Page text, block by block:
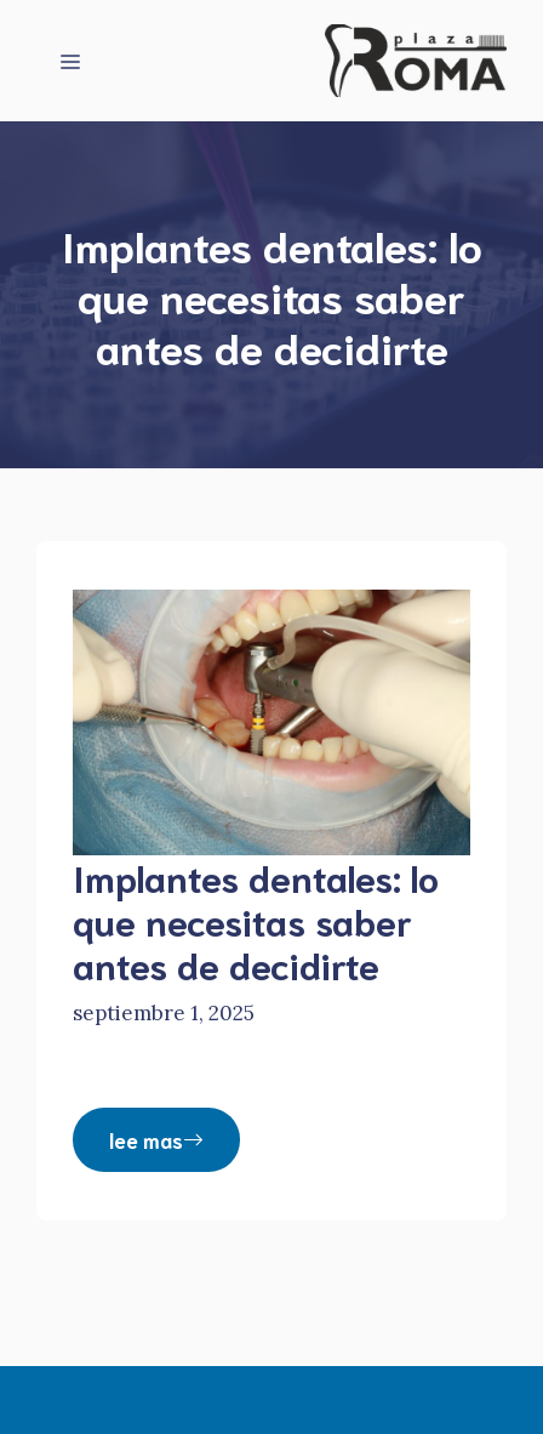
contenido
Menú
Implantes dentales: lo
que necesitas saber
antes de decidirte
Implantes dentales: lo
que necesitas saber
antes de decidirte
septiembre 1, 2025
lee mas